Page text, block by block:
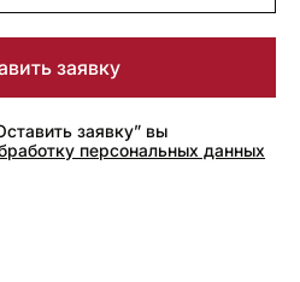
заявку
заявку” вы
персональных данных